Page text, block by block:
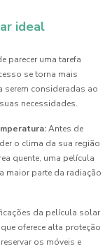
ideal
parecer uma tarefa
se torna mais
serem consideradas ao
necessidades.
Antes de
o clima da sua região
quente, uma película
maior parte da radiação
da película solar
oferece alta proteção
os móveis e